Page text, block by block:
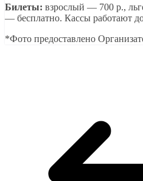
Билеты: взрослый — 700 р.,
— бесплатно. Кассы работают
*Фото предоставлено